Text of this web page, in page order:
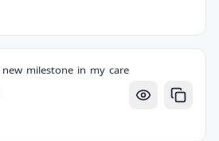
ᵐⁱˡᵉˢᵗᵒⁿᵉ ⁱⁿ ᵐʸ ᶜᵃʳᵉ